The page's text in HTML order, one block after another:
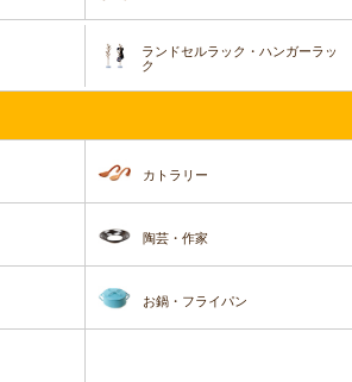
ランドセルラック・ハンガーラッ
ク
カトラリー
陶芸・作家
お鍋・フライパン